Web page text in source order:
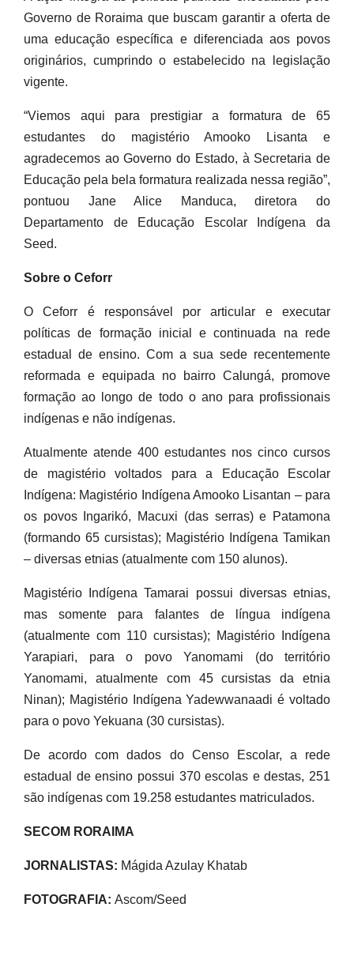
Governo de Roraima que buscam garantir a oferta de
uma educação específica e diferenciada aos povos
originários, cumprindo o estabelecido na legislação
vigente.
“Viemos aqui para prestigiar a formatura de 65
estudantes do magistério Amooko Lisanta e
agradecemos ao Governo do Estado, à Secretaria de
Educação pela bela formatura realizada nessa região”,
pontuou Jane Alice Manduca, diretora do
Departamento de Educação Escolar Indígena da
Seed.
Sobre o Ceforr
O Ceforr é responsável por articular e executar
políticas de formação inicial e continuada na rede
estadual de ensino. Com a sua sede recentemente
reformada e equipada no bairro Calungá, promove
formação ao longo de todo o ano para profissionais
indígenas e não indígenas.
Atualmente atende 400 estudantes nos cinco cursos
de magistério voltados para a Educação Escolar
Indígena: Magistério Indígena Amooko Lisantan – para
os povos Ingarikó, Macuxi (das serras) e Patamona
(formando 65 cursistas); Magistério Indígena Tamikan
– diversas etnias (atualmente com 150 alunos).
Magistério Indígena Tamarai possui diversas etnias,
mas somente para falantes de língua indígena
(atualmente com 110 cursistas); Magistério Indígena
Yarapiari, para o povo Yanomami (do território
Yanomami, atualmente com 45 cursistas da etnia
Ninan); Magistério Indígena Yadewwanaadi é voltado
para o povo Yekuana (30 cursistas).
De acordo com dados do Censo Escolar, a rede
estadual de ensino possui 370 escolas e destas, 251
são indígenas com 19.258 estudantes matriculados.
SECOM RORAIMA
JORNALISTAS: Mágida Azulay Khatab
FOTOGRAFIA: Ascom/Seed